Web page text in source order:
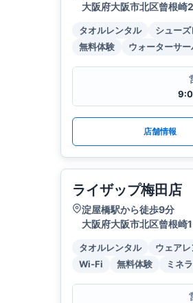
大阪府大阪市北区曾根
タオルレンタル シュー
無料体験
ウォーターサ
店舗情報
ライザップ梅田店
淀屋橋駅から徒歩9分
大阪府大阪市北区曾根
タオルレンタル ウェア
Wi-Fi
無料体験 ミネ